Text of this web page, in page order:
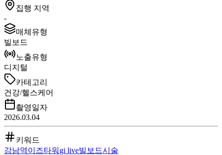
집행 지역
-
매체유형
빌보드
노출유형
디지털
카테고리
건강/헬스케어
촬영일자
2026.03.04
키워드
강남역이즈타워 gi live빌보드시술